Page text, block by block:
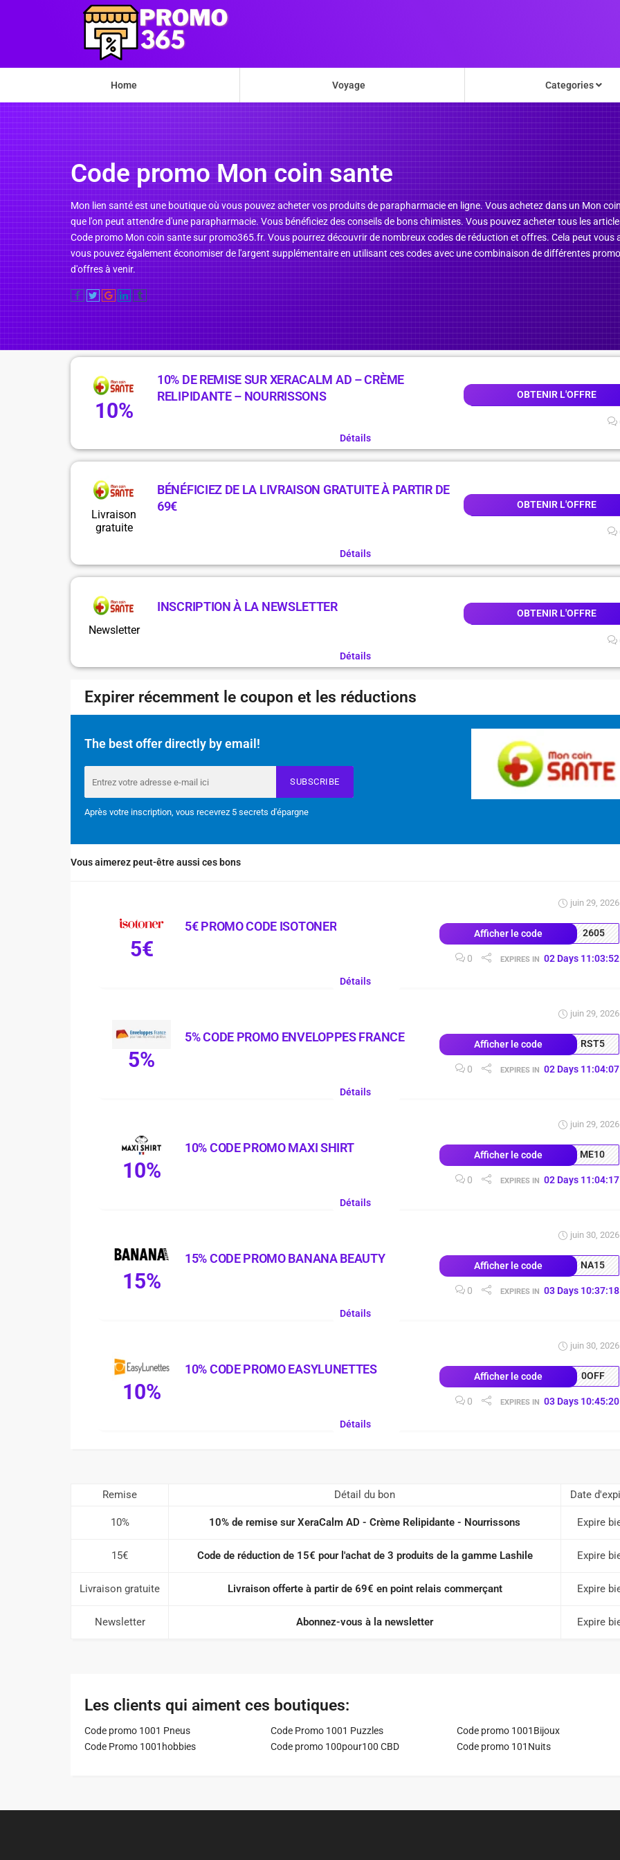
Home Voyage Categories
Code promo Mon coin sante
Mon lien santé est une boutique où vous pouvez acheter vos produits de parapharmacie en ligne. Vous achetez dans un Mon
que l'on peut attendre d'une parapharmacie. Vous bénéficiez des conseils de bons chimistes. Vous pouvez acheter tous les
Code promo Mon coin sante sur promo365.fr. Vous pourrez découvrir de nombreux codes de réduction et offres. Cela peut
vous pouvez également économiser de l'argent supplémentaire en utilisant ces codes avec une combinaison de différentes
d'offres à venir.
10%
10% DE REMISE SUR XERACALM AD – CRÈME
RELIPIDANTE – NOURRISSONS
OBTENIR L'OFFRE
Détails
Livraison
gratuite
BÉNÉFICIEZ DE LA LIVRAISON GRATUITE À PARTIR DE
69€
OBTENIR L'OFFRE
Détails
Newsletter
INSCRIPTION À LA NEWSLETTER OBTENIR L'OFFRE
Détails
Expirer récemment le coupon et les réductions
The best offer directly by email!
SUBSCRIBE
Après votre inscription, vous recevrez 5 secrets d'épargne
Vous aimerez peut-être aussi ces bons
5€
5€ PROMO CODE ISOTONER
juin 29, 2026
Afficher le code 2605
0 EXPIRES IN 02 Days 11:03:52
Détails
5%
5% CODE PROMO ENVELOPPES FRANCE
juin 29, 2026
Afficher le code RST5
0 EXPIRES IN 02 Days 11:04:07
Détails
10%
10% CODE PROMO MAXI SHIRT
juin 29, 2026
Afficher le code ME10
0 EXPIRES IN 02 Days 11:04:17
Détails
15%
15% CODE PROMO BANANA BEAUTY
juin 30, 2026
Afficher le code NA15
0 EXPIRES IN 03 Days 10:37:18
Détails
10%
10% CODE PROMO EASYLUNETTES
juin 30, 2026
Afficher le code 0OFF
0 EXPIRES IN 03 Days 10:45:20
Détails
Remise Détail du bon Date
10% 10% de remise sur XeraCalm AD - Crème Relipidante - Nourrissons Expire
15€ Code de réduction de 15€ pour l'achat de 3 produits de la gamme Lashile Expire
Livraison gratuite Livraison offerte à partir de 69€ en point relais commerçant Expire
Newsletter Abonnez-vous à la newsletter Expire
Les clients qui aiment ces boutiques:
Code promo 1001 Pneus Code Promo 1001 Puzzles
Code promo 1001Bijoux
Code Promo 1001hobbies
Code promo 100pour100 CBD Code promo 101Nuits